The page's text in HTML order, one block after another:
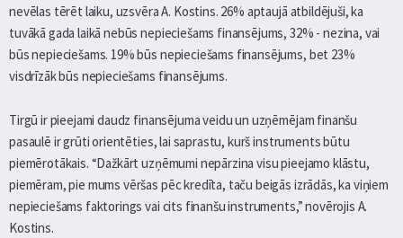
nevēlas tērēt laiku, uzsvēra A. Kostins. 26% aptaujā atbildējuši, ka
tuvākā gada laikā nebūs nepieciešams finansējums, 32% - nezina, vai
būs nepieciešams. 19% būs nepieciešams finansējums, bet 23%
visdrīzāk būs nepieciešams finansējums.
Tirgū ir pieejami daudz finansējuma veidu un uzņēmējam finanšu
pasaulē ir grūti orientēties, lai saprastu, kurš instruments būtu
piemērotākais. “Dažkārt uzņēmumi nepārzina visu pieejamo klāstu,
piemēram, pie mums vēršas pēc kredīta, taču beigās izrādās, ka viņiem
nepieciešams faktorings vai cits finanšu instruments,” novērojis A.
Kostins.